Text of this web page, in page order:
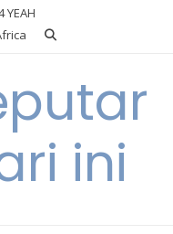
YEAH
ini